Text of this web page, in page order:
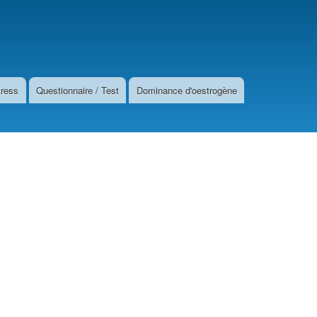
Questionnaire / Test Dominance d'oestrogène